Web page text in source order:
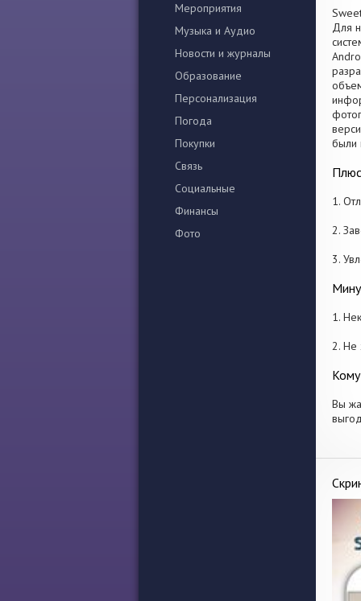
Мероприятия
Музыка и Аудио
Новости и журналы
Образование
Персонализация
Погода
Покупки
Связь
Социальные
Финансы
Фото
Для
были
1.
2.
3.
1.
2. Не
Вы